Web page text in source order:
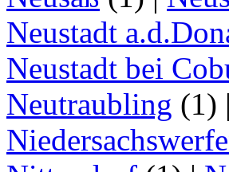
Neustadt
Neustadt bei
Neutraubling (1) |